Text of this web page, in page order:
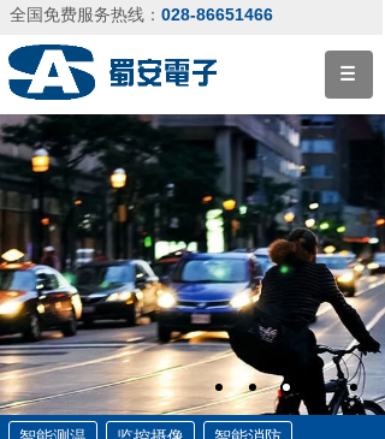
全国免费服务热线： 028-86651466